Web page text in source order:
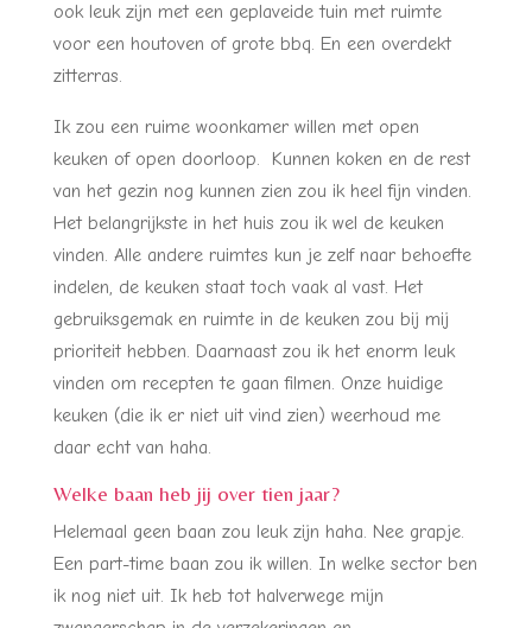
ook leuk zijn met een geplaveide tuin met ruimte
voor een houtoven of grote bbq. En een overdekt
zitterras.
Ik zou een ruime woonkamer willen met open
keuken of open doorloop. Kunnen koken en de rest
van het gezin nog kunnen zien zou ik heel fijn vinden.
Het belangrijkste in het huis zou ik wel de keuken
vinden. Alle andere ruimtes kun je zelf naar behoefte
indelen, de keuken staat toch vaak al vast. Het
gebruiksgemak en ruimte in de keuken zou bij mij
prioriteit hebben. Daarnaast zou ik het enorm leuk
vinden om recepten te gaan filmen. Onze huidige
keuken (die ik er niet uit vind zien) weerhoud me
daar echt van haha.
Welke baan heb jij over tien jaar?
Helemaal geen baan zou leuk zijn haha. Nee grapje.
Een part-time baan zou ik willen. In welke sector ben
ik nog niet uit. Ik heb tot halverwege mijn